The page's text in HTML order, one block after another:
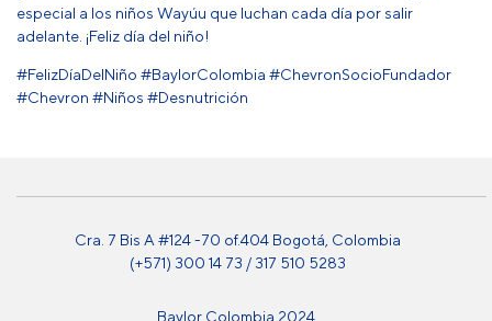
especial a los niños Wayúu que luchan cada día por salir
adelante. ¡Feliz día del niño!
#FelizDíaDelNiño #BaylorColombia #ChevronSocioFundador
#Chevron #Niños #Desnutrición
Cra. 7 Bis A #124 -70 of.404 Bogotá, Colombia
(+571) 300 14 73 / 317 510 5283
Baylor Colombia 2024.